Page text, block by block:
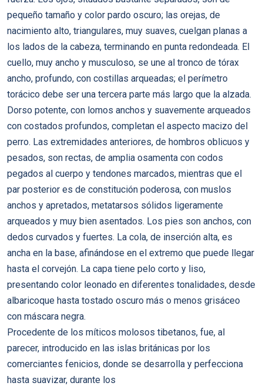
pequeño tamaño y color pardo oscuro; las orejas, de
nacimiento alto, triangulares, muy suaves, cuelgan planas a
los lados de la cabeza, terminando en punta redondeada. El
cuello, muy ancho y musculoso, se une al tronco de tórax
ancho, profundo, con costillas arqueadas; el perímetro
torácico debe ser una tercera parte más largo que la alzada.
Dorso potente, con lomos anchos y suavemente arqueados
con costados profundos, completan el aspecto macizo del
perro. Las extremidades anteriores, de hombros oblicuos y
pesados, son rectas, de amplia osamenta con codos
pegados al cuerpo y tendones marcados, mientras que el
par posterior es de constitución poderosa, con muslos
anchos y apretados, metatarsos sólidos ligeramente
arqueados y muy bien asentados. Los pies son anchos, con
dedos curvados y fuertes. La cola, de inserción alta, es
ancha en la base, afinándose en el extremo que puede llegar
hasta el corvejón. La capa tiene pelo corto y liso,
presentando color leonado en diferentes tonalidades, desde
albaricoque hasta tostado oscuro más o menos grisáceo
con máscara negra.
Procedente de los míticos molosos tibetanos, fue, al
parecer, introducido en las islas británicas por los
comerciantes fenicios, donde se desarrolla y perfecciona
hasta suavizar, durante los